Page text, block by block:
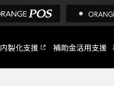
内製化支援 補助金活用支援